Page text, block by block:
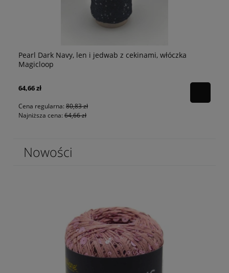
Pearl Dark Navy, len i jedwab z cekinami, włóczka
Magicloop
64,66 zł
Cena regularna: 80,83 zł
Najniższa cena: 64,66 zł
Nowości